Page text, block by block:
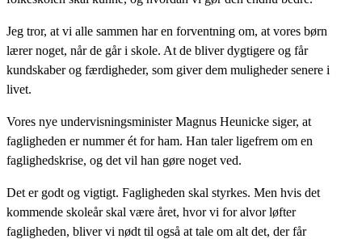
Jeg tror, at vi alle sammen har en forventning om, at vores børn
lærer noget, når de går i skole. At de bliver dygtigere og får
kundskaber og færdigheder, som giver dem muligheder senere i
livet.
Vores nye undervisningsminister Magnus Heunicke siger, at
fagligheden er nummer ét for ham. Han taler ligefrem om en
faglighedskrise, og det vil han gøre noget ved.
Det er godt og vigtigt. Fagligheden skal styrkes. Men hvis det
kommende skoleår skal være året, hvor vi for alvor løfter
fagligheden, bliver vi nødt til også at tale om alt det, der får